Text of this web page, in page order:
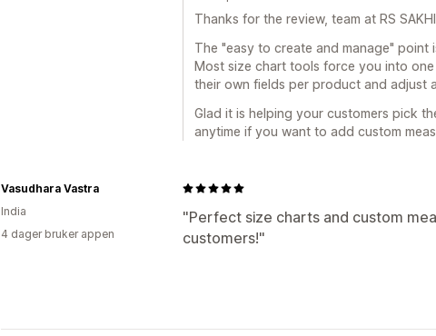
Thanks for the review, team at RS
The "easy to create and manage"
Most size chart tools force you into
their own fields per product and adjust
Glad it is helping your customers pick
anytime if you want to add custom
"Perfect size charts and custom
customers!"
Vasudhara Vastra
India
4 dager bruker appen